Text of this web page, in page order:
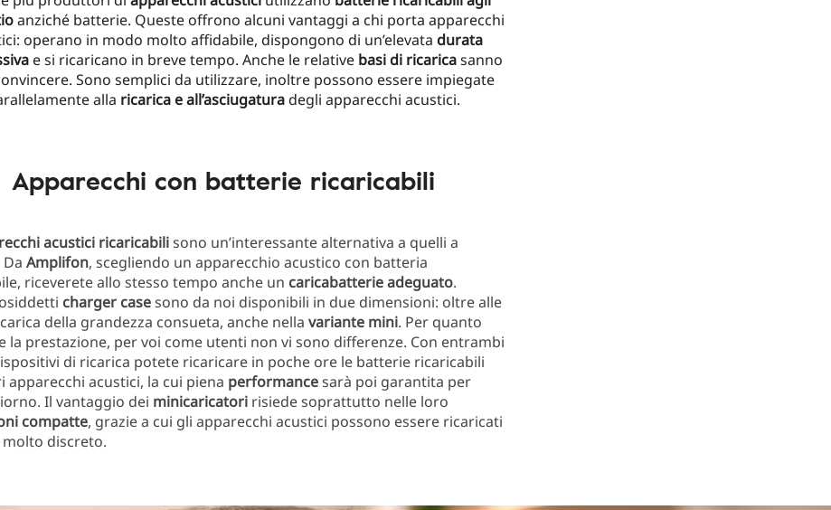
anziché batterie. Queste offrono alcuni vantaggi a chi porta apparecchi
operano in modo molto affidabile, dispongono di un’elevata durata
e si ricaricano in breve tempo. Anche le relative basi di ricaricasanno
Sono semplici da utilizzare, inoltre possono essere impiegate
alla ricarica e all’asciugaturadegli apparecchi acustici.
Apparecchi con batterie ricaricabili
acustici ricaricabilisono un’interessante alternativa a quelli a
Amplifon, scegliendo un apparecchio acustico con batteria
riceverete allo stesso tempo anche un caricabatterie adeguato.
charger casesono da noi disponibili in due dimensioni: oltre alle
della grandezza consueta, anche nella variante mini. Per quanto
la prestazione, per voi come utenti non vi sono differenze. Con entrambi
di ricarica potete ricaricare in poche ore le batterie ricaricabili
apparecchi acustici, la cui piena performancesarà poi garantita per
Il vantaggio dei minicaricatori risiede soprattutto nelle loro
compatte, grazie a cui gli apparecchi acustici possono essere ricaricati
discreto.